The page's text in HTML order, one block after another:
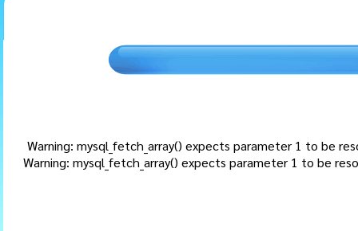
Warning: mysql_fetch_array() expects parameter 1 to be
Warning: mysql_fetch_array() expects parameter 1 to be